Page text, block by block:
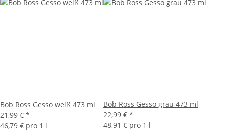
Bob Ross Gesso weiß 473 ml
21,99 € *
46,79 € pro 1 l
Bob Ross Gesso grau 473 ml
22,99 € *
48,91 € pro 1 l